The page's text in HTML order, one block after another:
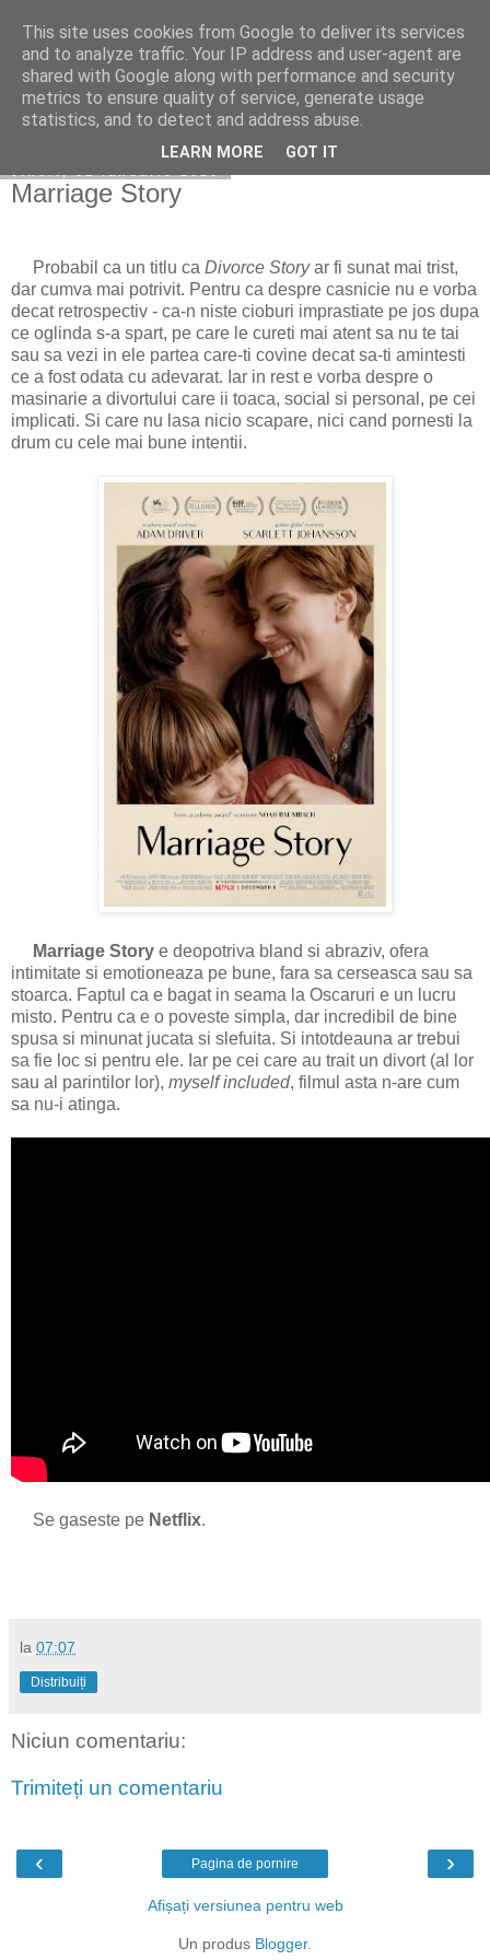
Becerescu.ro
Marriage Story
Probabil ca un titlu ca Divorce Storyar fi sunat mai trist,
dar cumva mai potrivit. Pentru ca despre casnicie nu e vorba
decat retrospectiv - ca-n niste cioburi imprastiate pe jos dupa
ce oglinda s-a spart, pe care le cureti mai atent sa nu te tai
sau sa vezi in ele partea care-ti covine decat sa-ti amintesti
ce a fost odata cu adevarat. Iar in rest e vorba despre o
masinarie a divortului care ii toaca, social si personal, pe cei
implicati. Si care nu lasa nicio scapare, nici cand pornesti la
drum cu cele mai bune intentii.
Marriage Story e deopotriva bland si abraziv, ofera
intimitate si emotioneaza pe bune, fara sa cerseasca sau sa
stoarca. Faptul ca e bagat in seama la Oscaruri e un lucru
misto. Pentru ca e o poveste simpla, dar incredibil de bine
spusa si minunat jucata si slefuita. Si intotdeauna ar trebui
sa fie loc si pentru ele. Iar pe cei care au trait un divort (al lor
sau al parintilor lor), myself included, filmul asta n-are cum
sa nu-i atinga.
Se gaseste pe Netflix.
la 07:07
Distribuiți
Niciun comentariu:
Trimiteți un comentariu
‹ ›
Pagina de pornire
Afișați versiunea pentru web
Un produs Blogger.
This site uses cookies from Google to deliver its services
and to analyze traffic. Your IP address and user-agent are
shared with Google along with performance and security
metrics to ensure quality of service, generate usage
statistics, and to detect and address abuse.
LEARN MORE GOT IT